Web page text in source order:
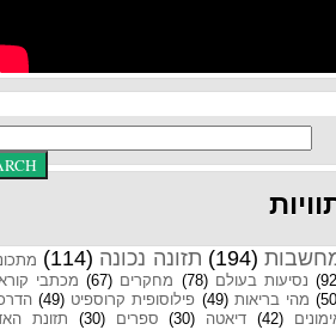
תזונה נכונה (114) מתכונים
(78) מחקרים (67) מכתבי קוראים
(49) פילוסופית קרוספיט (49) הדרכות
(30) ספרים (30)
תזונת האדם